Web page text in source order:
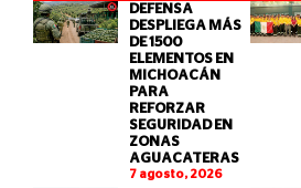
DEFENSA
DESPLIEGA MÁS
DE 1500
ELEMENTOS EN
MICHOACÁN
PARA
REFORZAR
SEGURIDAD EN
ZONAS
AGUACATERAS
7 agosto, 2026